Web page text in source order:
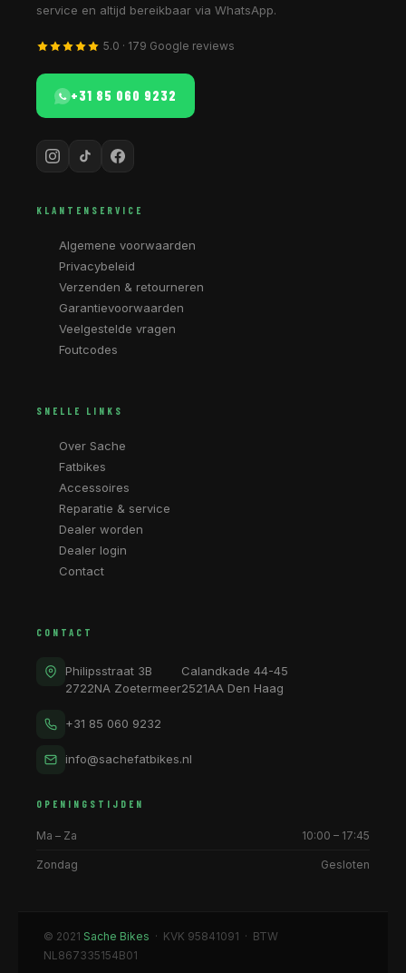
service en altijd bereikbaar via WhatsApp.
5.0 · 179 Google reviews
+31 85 060 9232
KLANTENSERVICE
Algemene voorwaarden
Privacybeleid
Verzenden & retourneren
Garantievoorwaarden
Veelgestelde vragen
Foutcodes
SNELLE LINKS
Over Sache
Fatbikes
Accessoires
Reparatie & service
Dealer worden
Dealer login
Contact
CONTACT
Philipsstraat 3B
2722NA Zoetermeer
Calandkade 44-45
2521AA Den Haag
+31 85 060 9232
info@sachefatbikes.nl
OPENINGSTIJDEN
Ma – Za 10:00 – 17:45
Zondag Gesloten
© 2021 Sache Bikes · KVK 95841091 · BTW
NL867335154B01